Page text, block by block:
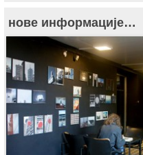
нове информације…